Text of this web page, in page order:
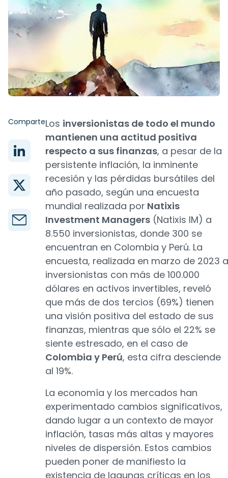
ComparteLos inversionistas de todo el mundo
mantienen una actitud positiva
respecto a sus finanzas, a pesar de la
persistente inflación, la inminente
recesión y las pérdidas bursátiles del
año pasado, según una encuesta
mundial realizada por Natixis
Investment Managers (Natixis IM) a
8.550 inversionistas, donde 300 se
encuentran en Colombia y Perú. La
encuesta, realizada en marzo de 2023 a
inversionistas con más de 100.000
dólares en activos invertibles, reveló
que más de dos tercios (69%) tienen
una visión positiva del estado de sus
finanzas, mientras que sólo el 22% se
siente estresado, en el caso de
Colombia y Perú, esta cifra desciende
al 19%.
La economía y los mercados han
experimentado cambios significativos,
dando lugar a un contexto de mayor
inflación, tasas más altas y mayores
niveles de dispersión. Estos cambios
pueden poner de manifiesto la
existencia de lagunas críticas en los